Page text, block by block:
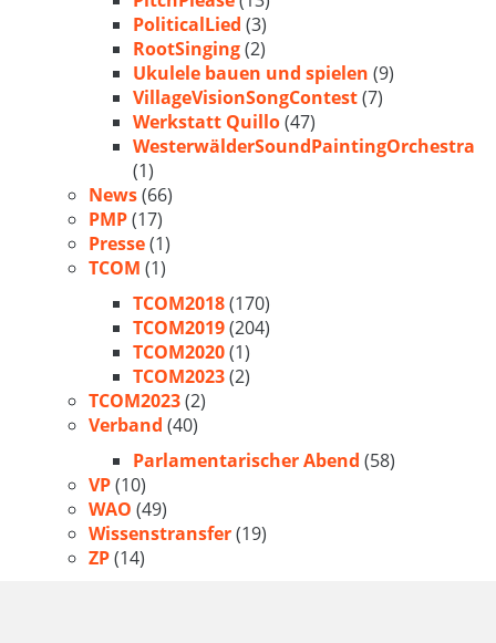
PoliticalLied (3)
RootSinging(2)
Ukulele bauen und spielen (9)
VillageVisionSongContest(7)
Werkstatt Quillo(47)
WesterwälderSoundPaintingOrchestra
(1)
News(66)
PMP(17)
Presse(1)
TCOM (1)
TCOM2018(170)
TCOM2019(204)
TCOM2020(1)
TCOM2023(2)
TCOM2023(2)
Verband (40)
Parlamentarischer Abend (58)
VP(10)
WAO (49)
Wissenstransfer(19)
ZP(14)